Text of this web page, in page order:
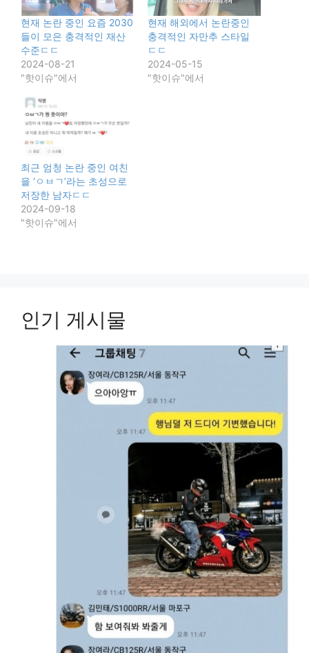
현재 논란 중인 요즘 2030
들이 모은 충격적인 재산
수준ㄷㄷ
2024-08-21
"핫이슈"에서
현재 해외에서 논란중인
충격적인 자만추 스타일
ㄷㄷ
2024-05-15
"핫이슈"에서
최근 엄청 논란 중인 여친
을 ‘ㅇㅂㄱ’라는 초성으로
저장한 남자ㄷㄷ
2024-09-18
"핫이슈"에서
인기 게시물